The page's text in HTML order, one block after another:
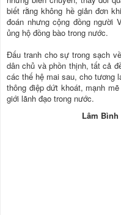
biết rằng không hề giản đơn
đoán nhưng cộng đồng người
ủng hộ đồng bào trong nước.
Đấu tranh cho sự trong sạch
dân chủ và phồn thịnh, tất cả
các thế hệ mai sau, cho tương
thông điệp dứt khoát, mạnh
giới lãnh đạo trong nước.
Lâm Bình